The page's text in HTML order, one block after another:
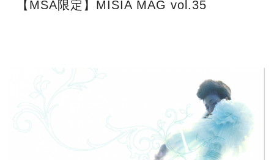
【MSA限定】MISIA MAG vol.35